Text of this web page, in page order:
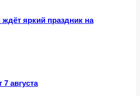
ждёт яркий праздник на
августа